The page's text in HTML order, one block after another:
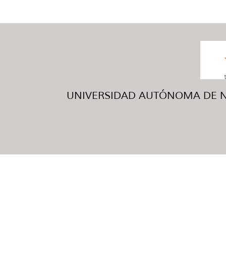
UNIVERSIDAD AUTÓNOMA DE